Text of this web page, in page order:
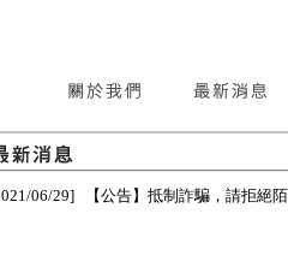
06/29] 【公告】抵制詐騙，請拒絕